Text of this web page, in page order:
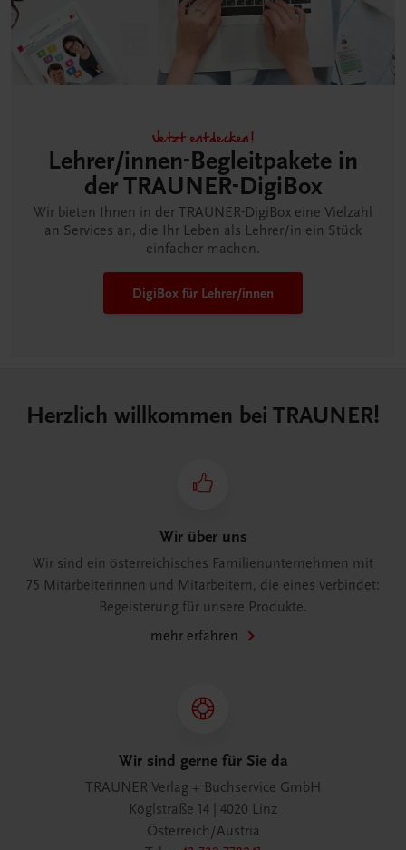
Jetzt entdecken!
Lehrer/innen-Begleitpakete in
der TRAUNER-DigiBox
Wir bieten Ihnen in der TRAUNER-DigiBox eine Vielzahl
an Services an, die Ihr Leben als Lehrer/in ein Stück
einfacher machen.
DigiBox für Lehrer/innen
Herzlich willkommen bei TRAUNER!
Wir über uns
Wir sind ein österreichisches Familienunternehmen mit
75 Mitarbeiterinnen und Mitarbeitern, die eines verbindet:
Begeisterung für unsere Produkte.
mehr erfahren
Wir sind gerne für Sie da
TRAUNER Verlag + Buchservice GmbH
Köglstraße 14 | 4020 Linz
Österreich/Austria